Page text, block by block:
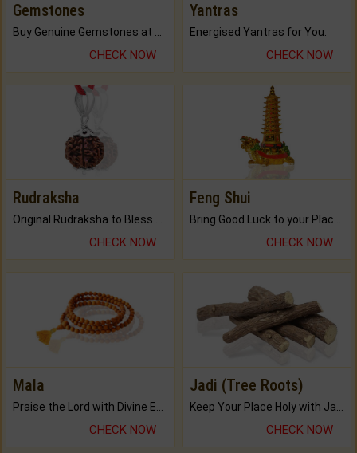
Gemstones
CHECK NOW
Yantras
Energised Yantras for You.
CHECK NOW
Rudraksha
CHECK NOW
Feng Shui
CHECK NOW
Mala
CHECK NOW
Jadi (Tree Roots)
CHECK NOW